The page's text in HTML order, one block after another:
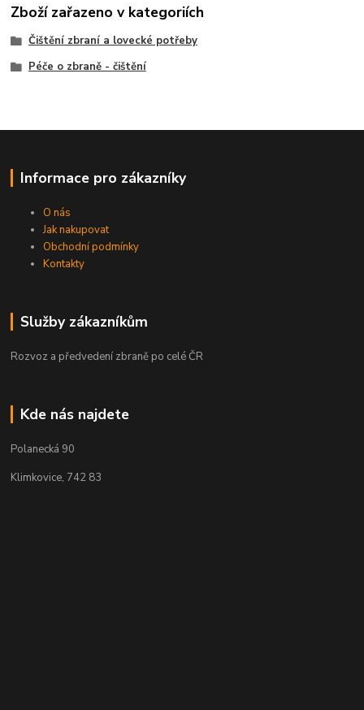
Zboží zařazeno v kategoriích
Čištění zbraní a lovecké potřeby
Péče o zbraně - čištění
Informace pro zákazníky
O nás
Jak nakupovat
Obchodní podmínky
Kontakty
Služby zákazníkům
Rozvoz a předvedení zbraně po celé ČR
Kde nás najdete
Polanecká 90
Klimkovice, 742 83